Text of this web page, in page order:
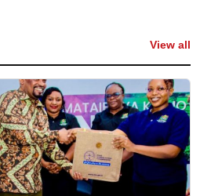
View all